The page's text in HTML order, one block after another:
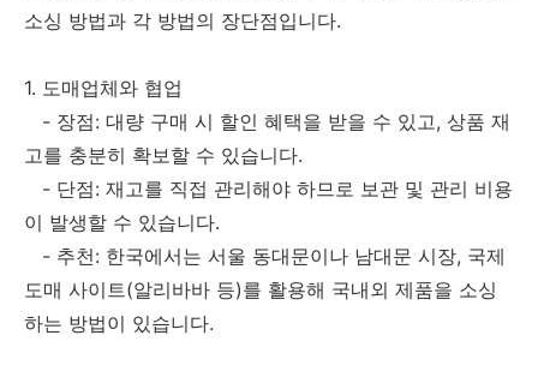
소싱 방법과 각 방법의 장단점입니다.
1. 도매업체와 협업
- 장점: 대량 구매 시 할인 혜택을 받을 수 있고, 상품 재
고를 충분히 확보할 수 있습니다.
- 단점: 재고를 직접 관리해야 하므로 보관 및 관리 비용
이 발생할 수 있습니다.
- 추천: 한국에서는 서울 동대문이나 남대문 시장, 국제
도매 사이트(알리바바 등)를 활용해 국내외 제품을 소싱
하는 방법이 있습니다.